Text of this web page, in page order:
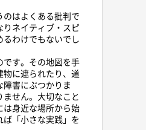
はよくある批判で
ネイティブ・スピ
わけでもないでし
す。その地図を手
物に遮られたり、道
害にぶつかりま
せん。大切なこと
は身近な場所から始
「小さな実践」を